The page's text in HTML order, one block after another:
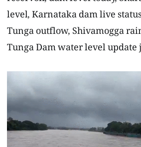
level, Karnataka dam live
Tunga outflow, Shivamogga
Tunga Dam water level update